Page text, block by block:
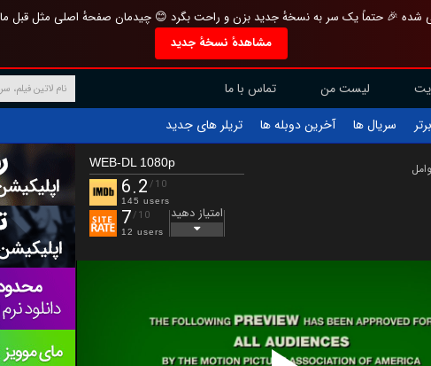
شده 🎉 حتماً یک سر به نسخهٔ جدید بزن و راحت بگرد 😊 چیدمان صفحهٔ اصلی مثل قبل
مشاهدهٔ نسخهٔ جدید
لیست من
تماس با ما
سریال ها آخرین دوبله ها تریلر های جدید
WEB-DL 1080p
6.2 /10
145 users
7/10
12 users
امتیاز دهید